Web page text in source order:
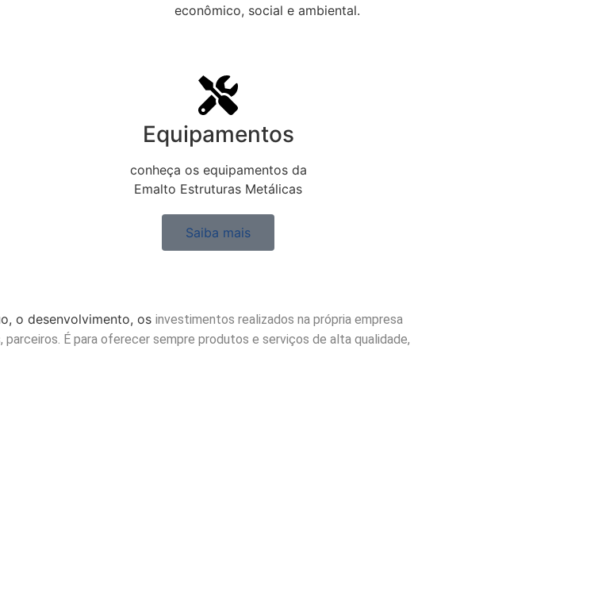
econômico, social e ambiental.
Equipamentos
conheça os equipamentos da
Emalto Estruturas Metálicas
Saiba mais
o desenvolvimento, os investimentos realizados na própria empresa
parceiros. É para oferecer sempre produtos e serviços de alta qualidade,